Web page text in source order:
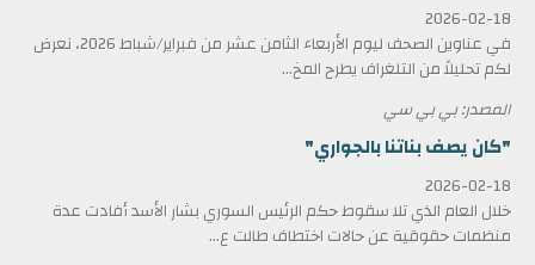
2026-02-18
في عناوين الصحف ليوم الأربعاء الثامن عشر من فبراير/شباط 2026، نعرض
لكم تحليلاً من التلغراف يطرح المخ...
المصدر: بي بي سي
"كان يصف بناتنا بالجواري"
2026-02-18
خلال العام الذي تلا سقوط حكم الرئيس السوري بشار الأسد أفادت عدة
منظمات حقوقية عن حالات اختطاف طالت ع...